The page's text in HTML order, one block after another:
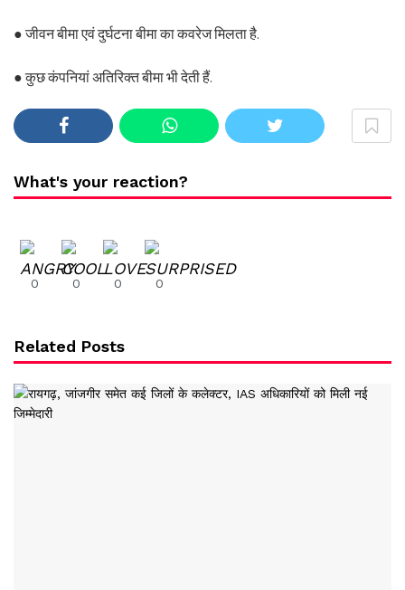
● जीवन बीमा एवं दुर्घटना बीमा का कवरेज मिलता है.
● कुछ कंपनियां अतिरिक्त बीमा भी देती हैं.
What's your reaction?
0 0 0 0
Related Posts